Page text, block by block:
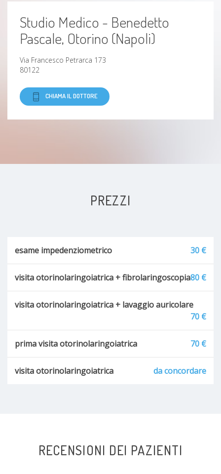
Studio Medico - Benedetto
Pascale, Otorino (Napoli)
Via Francesco Petrarca 173
80122
CHIAMA IL DOTTORE
PREZZI
esame impedenziometrico 30 €
visita otorinolaringoiatrica + fibrolaringoscopia80 €
visita otorinolaringoiatrica + lavaggio auricolare
70 €
prima visita otorinolaringoiatrica 70 €
visita otorinolaringoiatrica da concordare
RECENSIONI DEI PAZIENTI